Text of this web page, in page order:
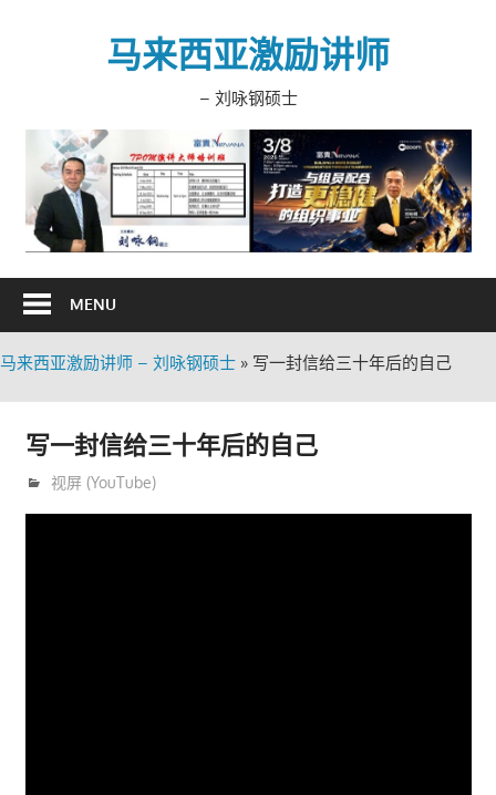
马来西亚激励讲师
– 刘咏钢硕士
MENU
马来西亚激励讲师 – 刘咏钢硕士 » 写一封信给三十年后的自己
写一封信给三十年后的自己
6月 22, 2020
trainer
视屏 (YouTube)